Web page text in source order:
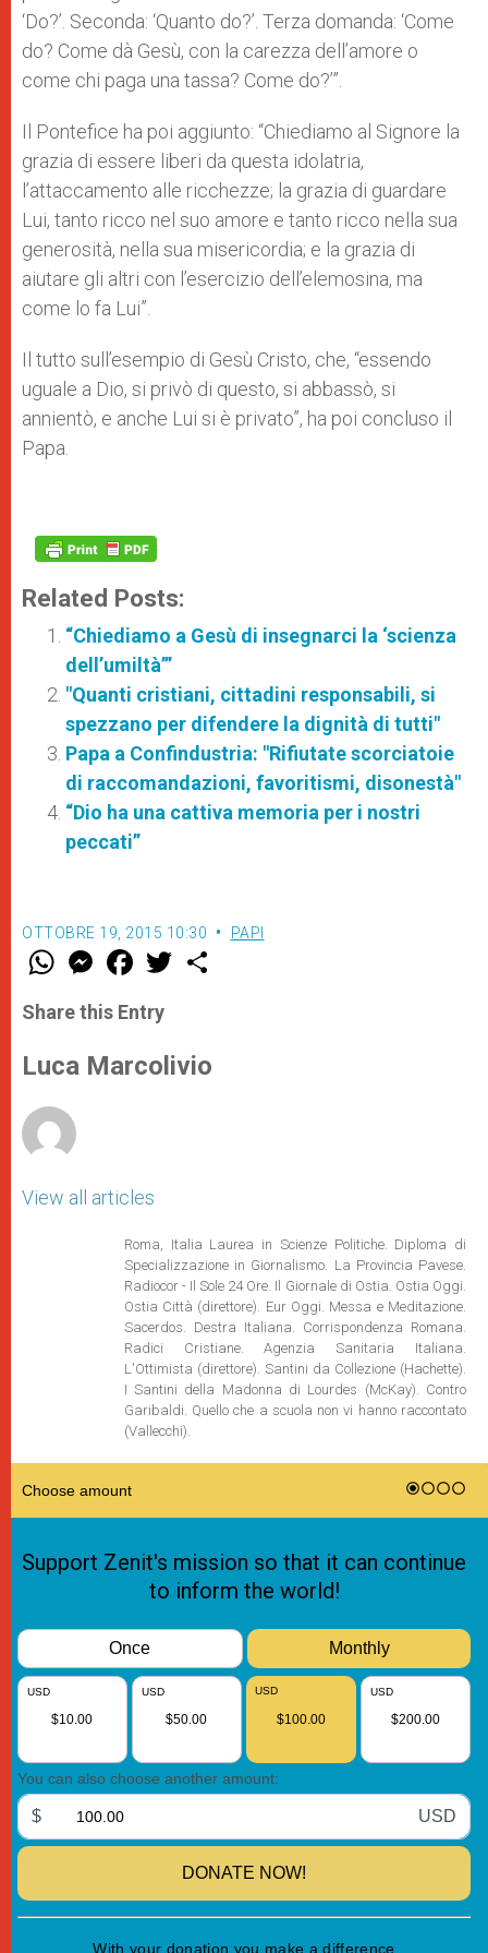
‘Do?’. Seconda: ‘Quanto do?’. Terza domanda: ‘Come
do? Come dà Gesù, con la carezza dell’amore o
come chi paga una tassa? Come do?’”.
Il Pontefice ha poi aggiunto: “Chiediamo al Signore la
grazia di essere liberi da questa idolatria,
l’attaccamento alle ricchezze; la grazia di guardare
Lui, tanto ricco nel suo amore e tanto ricco nella sua
generosità, nella sua misericordia; e la grazia di
aiutare gli altri con l’esercizio dell’elemosina, ma
come lo fa Lui”.
Il tutto sull’esempio di Gesù Cristo, che, “essendo
uguale a Dio, si privò di questo, si abbassò, si
annientò, e anche Lui si è privato”, ha poi concluso il
Papa.
Related Posts:
“Chiediamo a Gesù di insegnarci la ‘scienza
dell’umiltà’”
"Quanti cristiani, cittadini responsabili, si
spezzano per difendere la dignità di tutti"
Papa a Confindustria: "Rifiutate scorciatoie
di raccomandazioni, favoritismi, disonestà"
“Dio ha una cattiva memoria per i nostri
peccati”
OTTOBRE 19, 2015 10:30 PAPI
W
t
s
p
p
M
e
s
e
g
e
F
a
e
b
o
k
w
r
Share this Entry
Luca Marcolivio
View all articles
Roma, Italia Laurea in Scienze Politiche. Diploma di
Specializzazione in Giornalismo. La Provincia Pavese.
Radiocor - Il Sole 24 Ore. Il Giornale di Ostia. Ostia Oggi.
Ostia Città (direttore). Eur Oggi. Messa e Meditazione.
Sacerdos. Destra Italiana. Corrispondenza Romana.
Radici Cristiane. Agenzia Sanitaria Italiana.
L'Ottimista (direttore). Santini da Collezione (Hachette).
I Santini della Madonna di Lourdes (McKay). Contro
Garibaldi. Quello che a scuola non vi hanno raccontato
(Vallecchi).